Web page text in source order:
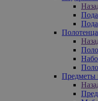
Полотенца
Предметы